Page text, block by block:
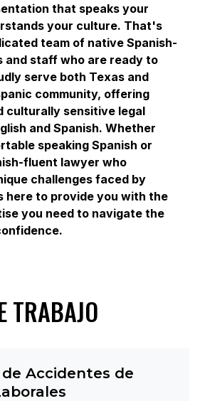
that speaks your
your culture. That's
team of native Spanish-
and staff who are ready to
serve both Texas and
community, offering
culturally sensitive legal
and Spanish. Whether
speaking Spanish or
fluent lawyer who
challenges faced by
here to provide you with the
you need to navigate the
TRABAJO
Accidentes de